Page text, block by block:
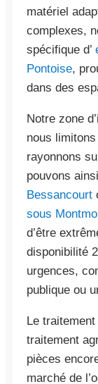
matériel
complexes,
spécifique d’
Pontoise,
dans des
Notre zone
nous
rayonnons
pouvons
Bessancourt
sous
d’être
disponibilité
urgences,
publique ou
Le
traitement
pièces
marché de